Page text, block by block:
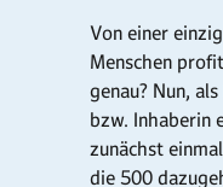
Von einer
Menschen
genau? Nun,
bzw. Inhaberin
zunächst
die 500